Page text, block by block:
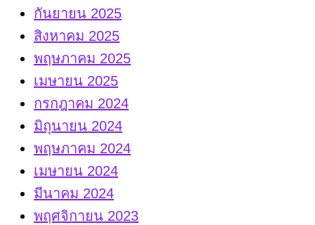
กันยายน 2025
สิงหาคม 2025
พฤษภาคม 2025
เมษายน 2025
กรกฎาคม 2024
มิถุนายน 2024
พฤษภาคม 2024
เมษายน 2024
มีนาคม 2024
พฤศจิกายน 2023